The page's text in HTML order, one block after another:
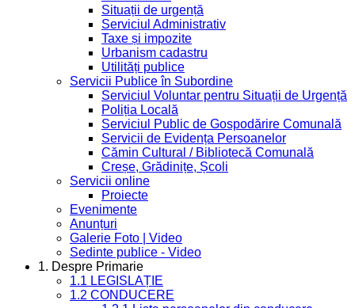
Situații de urgență
Serviciul Administrativ
Taxe și impozite
Urbanism cadastru
Utilități publice
Servicii Publice în Subordine
Serviciul Voluntar pentru Situații de Urgență
Poliția Locală
Serviciul Public de Gospodărire Comunală
Servicii de Evidența Persoanelor
Cămin Cultural / Bibliotecă Comunală
Creșe, Grădinițe, Școli
Servicii online
Proiecte
Evenimente
Anunțuri
Galerie Foto | Video
Sedinte publice - Video
1. Despre Primarie
1.1 LEGISLAȚIE
1.2 CONDUCERE